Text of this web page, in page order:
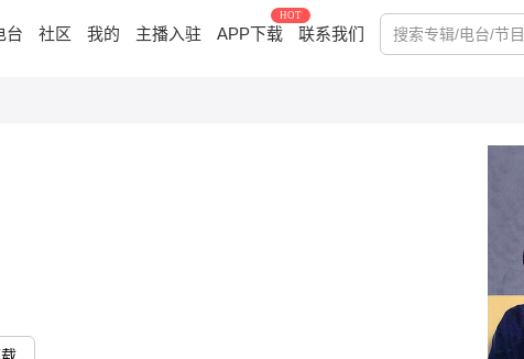
台 社区 我的 主播入驻 APP下载
HOT
联系我们